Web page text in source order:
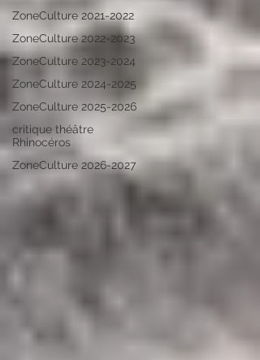
ZoneCulture 2021-2022
ZoneCulture 2022-2023
ZoneCulture 2023-2024
ZoneCulture 2024-2025
ZoneCulture 2025-2026
critique théâtre
Rhinocéros
ZoneCulture 2026-2027